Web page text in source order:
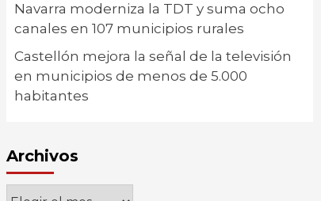
Navarra moderniza la TDT y suma ocho
canales en 107 municipios rurales
Castellón mejora la señal de la televisión
en municipios de menos de 5.000
habitantes
Archivos
Archivos